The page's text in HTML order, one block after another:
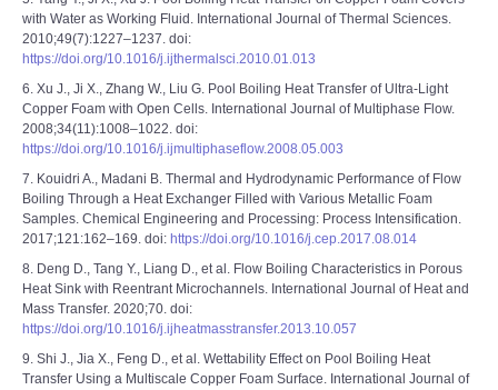
with Water as Working Fluid. International Journal of Thermal Sciences.
2010;49(7):1227–1237. doi:
https://doi.org/10.1016/j.ijthermalsci.2010.01.013
6. Xu J., Ji X., Zhang W., Liu G. Pool Boiling Heat Transfer of Ultra-Light
Copper Foam with Open Cells. International Journal of Multiphase Flow.
2008;34(11):1008–1022. doi:
https://doi.org/10.1016/j.ijmultiphaseflow.2008.05.003
7. Kouidri A., Madani B. Thermal and Hydrodynamic Performance of Flow
Boiling Through a Heat Exchanger Filled with Various Metallic Foam
Samples. Chemical Engineering and Processing: Process Intensification.
2017;121:162–169. doi: https://doi.org/10.1016/j.cep.2017.08.014
8. Deng D., Tang Y., Liang D., et al. Flow Boiling Characteristics in Porous
Heat Sink with Reentrant Microchannels. International Journal of Heat and
Mass Transfer. 2020;70. doi:
https://doi.org/10.1016/j.ijheatmasstransfer.2013.10.057
9. Shi J., Jia X., Feng D., et al. Wettability Effect on Pool Boiling Heat
Transfer Using a Multiscale Copper Foam Surface. International Journal of